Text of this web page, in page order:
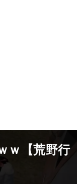
ｗ【荒野行